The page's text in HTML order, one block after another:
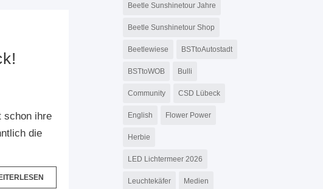
schon ihre
die
Beetle Sunshinetour Jahre
Beetle Sunshinetour Shop
Beetlewiese BSTtoAutostadt
BSTtoWOB Bulli
Community CSD Lübeck
English Flower Power
Herbie
LED Lichtermeer 2026
Leuchtekäfer Medien